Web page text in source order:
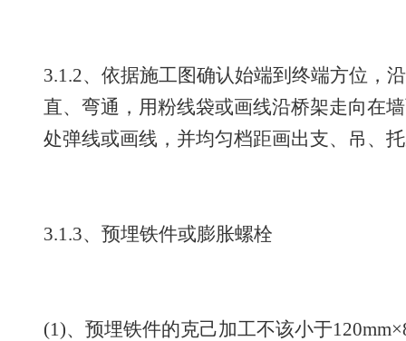
3.1.2、依据施工图确认始端到终端方位，
直、弯通，用粉线袋或画线沿桥架走向在
处弹线或画线，并均匀档距画出支、吊、
3.1.3、预埋铁件或膨胀螺栓
(1)、预埋铁件的克己加工不该小于